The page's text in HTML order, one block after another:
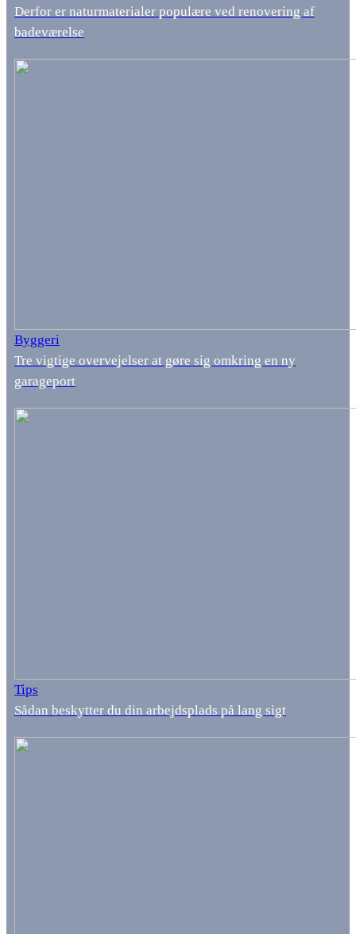
Derfor er naturmaterialer populære ved renovering af
badeværelse
Byggeri
Tre vigtige overvejelser at gøre sig omkring en ny
garageport
Tips
Sådan beskytter du din arbejdsplads på lang sigt